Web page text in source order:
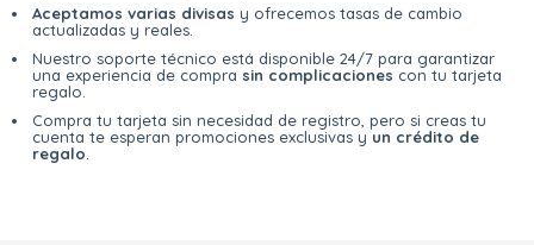
Aceptamos varias divisas y ofrecemos tasas de cambio
actualizadas y reales.
Nuestro soporte técnico está disponible 24/7 para garantizar
una experiencia de compra sin complicaciones con tu tarjeta
regalo.
Compra tu tarjeta sin necesidad de registro, pero si creas tu
cuenta te esperan promociones exclusivas y un crédito de
regalo